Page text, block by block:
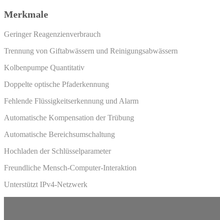
Merkmale
Geringer Reagenzienverbrauch
Trennung von Giftabwässern und Reinigungsabwässern
Kolbenpumpe Quantitativ
Doppelte optische Pfaderkennung
Fehlende Flüssigkeitserkennung und Alarm
Automatische Kompensation der Trübung
Automatische Bereichsumschaltung
Hochladen der Schlüsselparameter
Freundliche Mensch-Computer-Interaktion
Unterstützt IPv4-Netzwerk